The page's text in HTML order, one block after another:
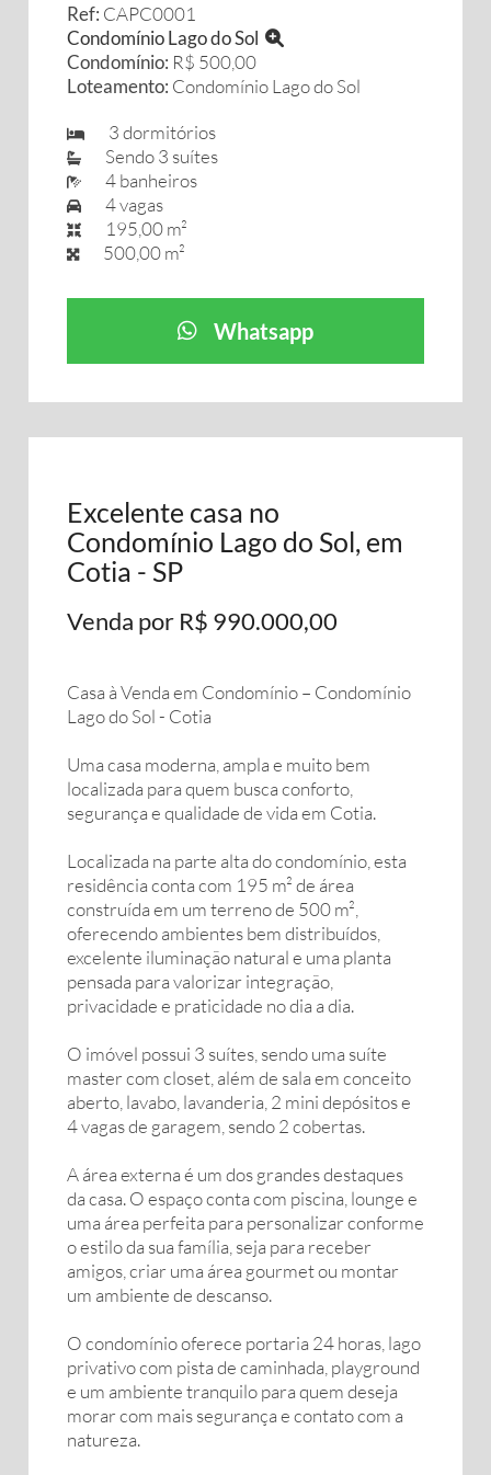
Ref: CAPC0001
Condomínio Lago do Sol
Condomínio: R$ 500,00
Loteamento: Condomínio Lago do Sol
3 dormitórios
Sendo 3 suítes
4 banheiros
4 vagas
195,00 m²
500,00 m²
Whatsapp
Excelente casa no
Condomínio Lago do Sol, em
Cotia - SP
Venda por R$ 990.000,00
Casa à Venda em Condomínio – Condomínio
Lago do Sol - Cotia
Uma casa moderna, ampla e muito bem
localizada para quem busca conforto,
segurança e qualidade de vida em Cotia.
Localizada na parte alta do condomínio, esta
residência conta com 195 m² de área
construída em um terreno de 500 m²,
oferecendo ambientes bem distribuídos,
excelente iluminação natural e uma planta
pensada para valorizar integração,
privacidade e praticidade no dia a dia.
O imóvel possui 3 suítes, sendo uma suíte
master com closet, além de sala em conceito
aberto, lavabo, lavanderia, 2 mini depósitos e
4 vagas de garagem, sendo 2 cobertas.
A área externa é um dos grandes destaques
da casa. O espaço conta com piscina, lounge e
uma área perfeita para personalizar conforme
o estilo da sua família, seja para receber
amigos, criar uma área gourmet ou montar
um ambiente de descanso.
O condomínio oferece portaria 24 horas, lago
privativo com pista de caminhada, playground
e um ambiente tranquilo para quem deseja
morar com mais segurança e contato com a
natureza.